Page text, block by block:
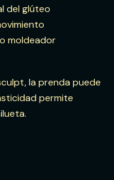
del glúteo
moldeador
la prenda puede
permite